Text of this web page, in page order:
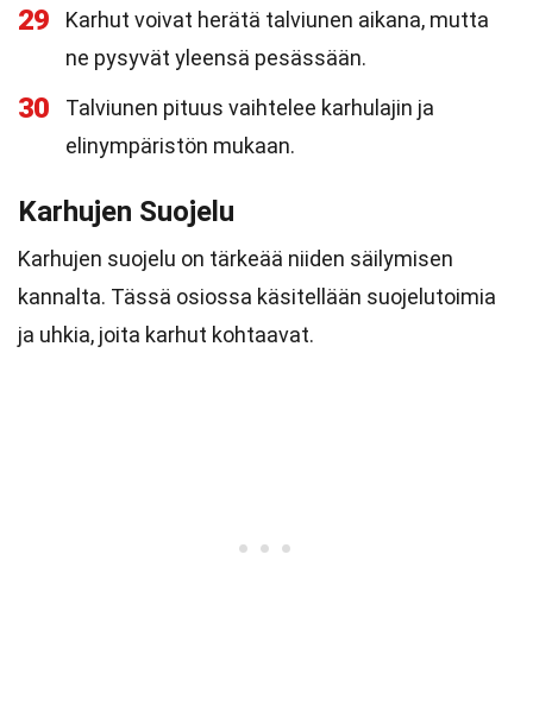
29
Karhut voivat herätä talviunen aikana, mutta
ne pysyvät yleensä pesässään.
30
Talviunen pituus vaihtelee karhulajin ja
elinympäristön mukaan.
Karhujen Suojelu
Karhujen suojelu on tärkeää niiden säilymisen
kannalta. Tässä osiossa käsitellään suojelutoimia
ja uhkia, joita karhut kohtaavat.